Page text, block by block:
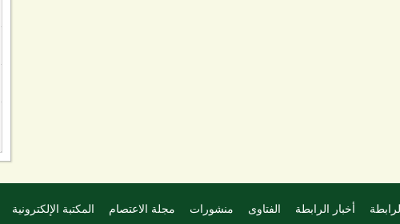
أخبار الرابطة الفتاوى منشورات مجلة الاعتصام المكتبة الإلكترونية